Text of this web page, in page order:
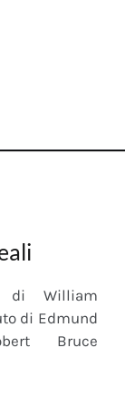
di William
di Edmund
Bruce